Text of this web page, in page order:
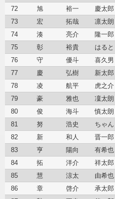
72
旭 裕一 慶太郎
73
宏 拓哉 凛太朗
74
湊 亮介 隆一郎
75
彰 裕貴 はると
76
守 優斗 喜久男
77
慶 弘樹 新太郎
78
凌 航平 虎之介
79
豪 雅也 凜太朗
80
俊 海斗 慎太朗
81
努 浩史 ちゃん
82
新 和人 晋一郎
83
亨 陽向 有希也
84
拓 洋介 祥太郎
85
慧 涼太 由希也
86
章 啓介 承太郎